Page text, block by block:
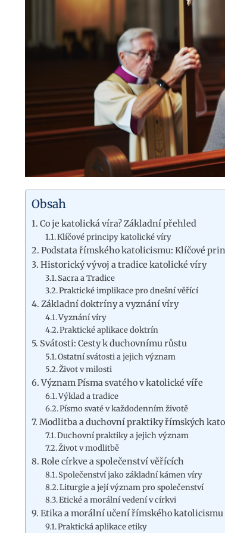
Obsah
Co je katolická víra? Základní přehled
Klíčové principy katolické víry
Podstata římského katolicismu: Klíčové
Historický vývoj a tradice katolické víry
Sacra a Tradice
Praktické implikace pro dnešní věřící
Základní doktríny a vyznání víry
Vyznání víry
Praktické aplikace doktrín
Svátosti: Cesty k duchovnímu růstu
Ostatní svátosti a jejich význam
Život v milosti
Význam Písma svatého v katolické víře
Výklad a tradice
Písmo svaté v každodenním životě
Modlitba a duchovní praktiky římských
Duchovní praktiky a jejich význam
Život v modlitbě
Role církve a společenství věřících
Společenství jako základní kámen víry
Liturgie a její význam pro společenství
Etické a morální vedení v církvi
Etika a morální učení římského katolicismu
Praktická aplikace etiky